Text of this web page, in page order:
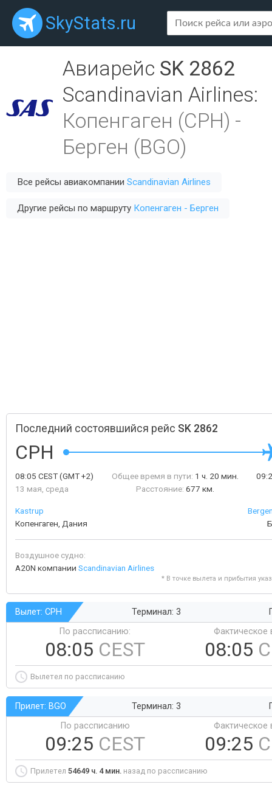
SkyStats.ru
Авиарейс SK 2862
Scandinavian Airlines:
Копенгаген (CPH) -
Берген (BGO)
Все рейсы авиакомпании Scandinavian Airlines
Другие рейсы по маршруту Копенгаген - Берген
Последний состоявшийся рейс SK 2862
CPH
08:05 CEST(GMT +2)
13 мая, среда
Общее время в пути: 1 ч. 20 мин.
Расстояние: 677 км.
Kastrup
Копенгаген, Дания
Воздушное судно:
A20N компании Scandinavian Airlines
* В точке вылета и прибытия
Вылет: CPH Терминал: 3
По рассписанию:
08:05 CEST
Фактическое
08:05
Вылетел по рассписанию
Прилет: BGO Терминал: 3
По рассписанию
09:25 CEST
Фактическое
09:25
Прилетел 54649 ч. 4 мин. назад по рассписанию